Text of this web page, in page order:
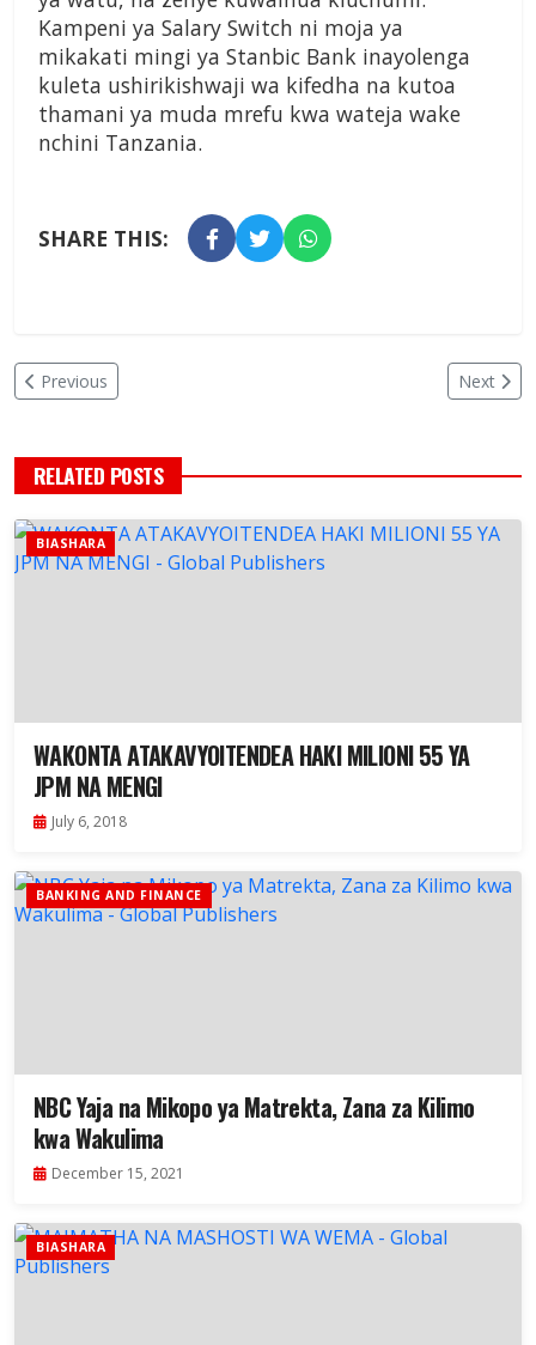
Kampeni ya Salary Switch ni moja ya
mikakati mingi ya Stanbic Bank inayolenga
kuleta ushirikishwaji wa kifedha na kutoa
thamani ya muda mrefu kwa wateja wake
nchini Tanzania.
SHARE THIS:
Previous Next
RELATED POSTS
BIASHARA
WAKONTA ATAKAVYOITENDEA HAKI MILIONI 55 YA
JPM NA MENGI
July 6, 2018
BANKING AND FINANCE
NBC Yaja na Mikopo ya Matrekta, Zana za Kilimo
kwa Wakulima
December 15, 2021
BIASHARA